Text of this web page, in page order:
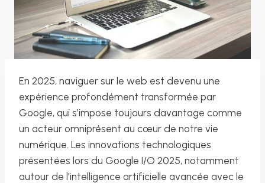
En 2025, naviguer sur le web est devenu une
expérience profondément transformée par
Google, qui s’impose toujours davantage comme
un acteur omniprésent au cœur de notre vie
numérique. Les innovations technologiques
présentées lors du Google I/O 2025, notamment
autour de l’intelligence artificielle avancée avec le